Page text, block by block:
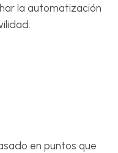
la automatización
en puntos que